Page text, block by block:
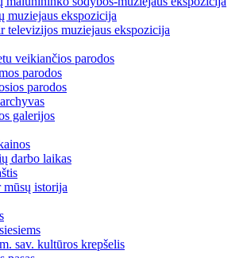
muziejaus ekspozicija
televizijos muziejaus ekspozicija
veikiančios parodos
parodos
parodos
galerijos
darbo laikas
istorija
sav. kultūros krepšelis